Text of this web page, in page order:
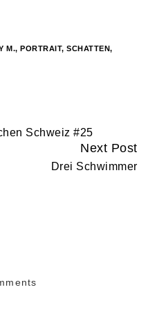
M.,PORTRAIT,SCHATTEN,
Schweiz #25
Next Post
Drei Schwimmer